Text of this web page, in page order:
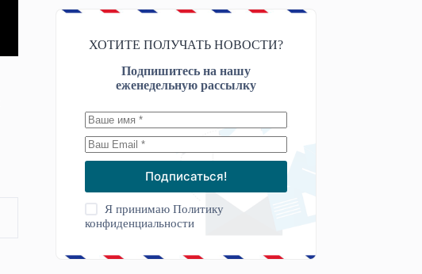
ХОТИТЕ ПОЛУЧАТЬ НОВОСТИ?
Подпишитесь на нашу
еженедельную рассылку
Подписаться!
Я принимаюПолитику
конфиденциальности